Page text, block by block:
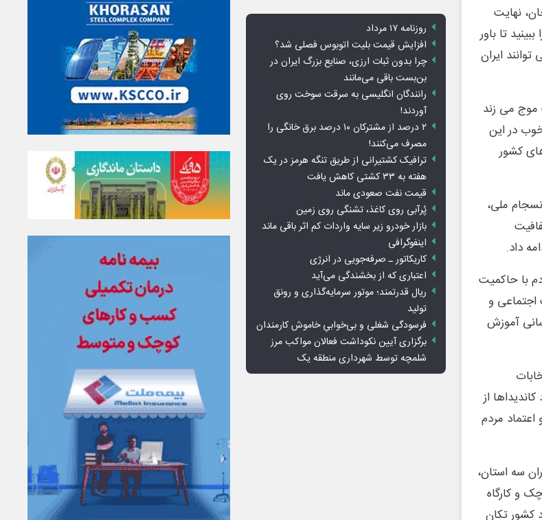
نهایت
تا باور
ایران
موج می زند
در این
کشور
ملی،
داد.
با حاکمیت
اجتماعی و
آموزش
از
مردم
سه استان،
و کارگاه
کشور تکان
روزنامه ۱۷ مرداد
افزایش قیمت بلیت اتوبوس فصلی شد؟
چرا بدون ثبات ارزی، صنایع بزرگ ایران در
بن‌بست باقی می‌مانند
رانندگان انگلیسی به سرقت سوخت روی
آوردند!
۲ درصد از مشترکان ۱۰ درصد برق خانگی را
مصرف می‌کنند!
ترافیک کشتیرانی از طریق تنگه هرمز در یک
هفته به ۳۳ کشتی کاهش یافت
قیمت نفت صعودی ماند
پُرآبی روی کاغذ، تشنگی روی زمین
بازار خودرو زیر سایه واردات کم اثر باقی ماند
اینفوگرافی
کاریکاتور ـ صرفه‌جویی در انرژی
اعتباری که از بخشندگی می‌آید
ریال قدرتمند؛ موتور سرمایه‌گذاری و رونق
تولید
فرسودگی شغلی و بی‌خوابیِ خاموش کارمندان
برگزاری آیین نکوداشت فعالان مواکب مرز
شلمچه توسط شهرداری منطقه یک